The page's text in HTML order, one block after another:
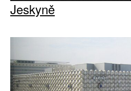
Jeskyně